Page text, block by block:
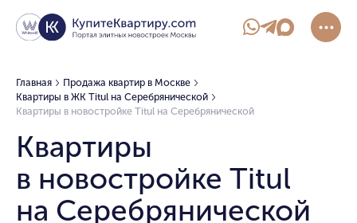
Главная
Продажа квартир в Москве
Квартиры в ЖК Titul на Серебрянической
Квартиры в новостройке Titul на Серебрянической
Квартиры
в новостройке Titul
на Серебрянической